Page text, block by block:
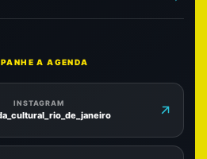
A AGENDA
INSTAGRAM